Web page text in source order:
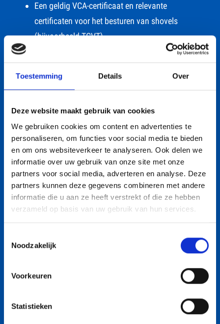
Toestemming Details Over
Deze website maakt gebruik van cookies
We gebruiken cookies om content en advertenties te
personaliseren, om functies voor social media te bieden
en om ons websiteverkeer te analyseren. Ook delen we
informatie over uw gebruik van onze site met onze
partners voor social media, adverteren en analyse. Deze
partners kunnen deze gegevens combineren met andere
informatie die u aan ze heeft verstrekt of die ze hebben
verzameld op basis van uw gebruik van hun services.
Noodzakelijk
Voorkeuren
Statistieken
Een geldig VCA-certificaat en relevante
certificaten voor het besturen van shovels
(bijvoorbeeld TCVT).
Je hebt technisch inzicht en kunt zelfstandig
machine uitvoeren.
volgens de geldende veiligheidseisen te werken.
Je werkt nauwkeurig en efficiënt, zonder
concessies te doen aan de kwaliteit.
Je hebt een professionele werkhouding en kunt
goed samenwerken in een team.
DIT BIEDEN WIJ
Een uitdagende en afwisselende functie binnen
een professioneel en toonaangevend bedrijf.
Uitstekende arbeidsvoorwaarden volgens de CAO
De mogelijkheid om je vakkennis verder uit te